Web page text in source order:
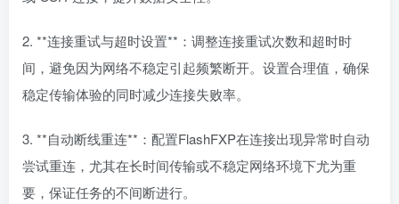
2. **连接重试与超时设置**：调整连接重试次数和超时时
间，避免因为网络不稳定引起频繁断开。设置合理值，确保
稳定传输体验的同时减少连接失败率。
3. **自动断线重连**：配置FlashFXP在连接出现异常时自动
尝试重连，尤其在长时间传输或不稳定网络环境下尤为重
要，保证任务的不间断进行。